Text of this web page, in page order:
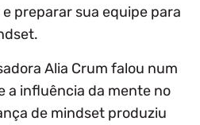
preparar sua equipe para
Alia Crum falou num
a influência da mente no
de mindset produziu